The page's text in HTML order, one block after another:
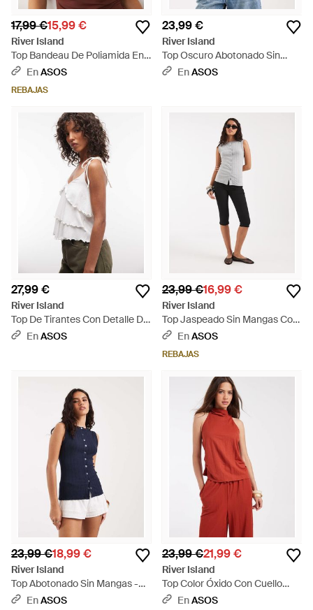
17,99 €15,99 €
River Island
Top Bandeau De Poliamida En
Oscuro - Marrón
EnASOS
REBAJAS
23,99 €
River Island
Top Oscuro Abotonado Sin
Mangas - Morado
EnASOS
27,99 €
River Island
Top De Tirantes Con Detalle De
Volantes - Blanco
EnASOS
23,99 €16,99 €
River Island
Top Jaspeado Sin Mangas Con
Botones - Neutro
EnASOS
REBAJAS
23,99 €18,99 €
River Island
Top Abotonado Sin Mangas -
AzulEnASOS
23,99 €21,99 €
River Island
Top Color Óxido Con Cuello
Halter De Tejido Efecto Lino
EnASOS